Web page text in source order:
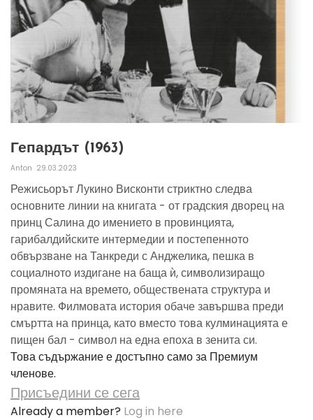
Гепардът (1963)
Anton 29.03.2023
Режисьорът Лукино Висконти стриктно следва
основните линии на книгата - от градския дворец на
принц Салина до имението в провинцията,
гарибалдийските интермедии и постепенното
обвързване на Танкреди с Анджелика, пешка в
социалното издигане на баща ѝ, символизиращо
промяната на времето, обществената структура и
нравите. Филмовата история обаче завършва преди
смъртта на принца, като вместо това кулминацията е
пищен бал - символ на една епоха в зенита си.
Това съдържание е достъпно само за Премиум
членове.
Присъедини се сега
Already a member? Log in here